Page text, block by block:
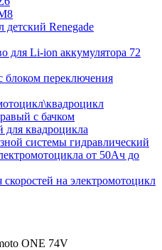
детский Renegade
для Li-ion аккумулятора 72
блоком переключения
с бачком
для квадроцикла
системы гидравлический
от 50Ач до
на электромотоцикл
ONE 74V